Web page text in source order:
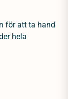
för att ta hand
hela